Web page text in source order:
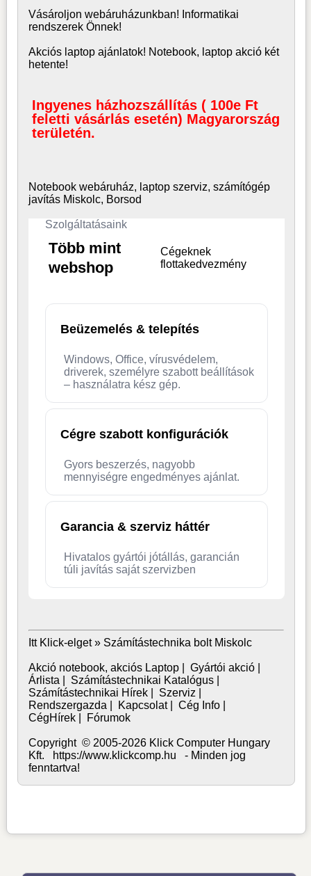
Vásároljon webáruházunkban! Informatikai
rendszerek Önnek!
Akciós laptop ajánlatok! Notebook, laptop akció két
hetente!
Ingyenes házhozszállítás ( 100e Ft
feletti vásárlás esetén) Magyarország
területén.
Notebook webáruház, laptop szerviz, számítógép
javítás Miskolc, Borsod
Szolgáltatásaink
Több mint
webshop
Cégeknek
flottakedvezmény
Beüzemelés & telepítés
Windows, Office, vírusvédelem,
driverek, személyre szabott beállítások
– használatra kész gép.
Cégre szabott konfigurációk
Gyors beszerzés, nagyobb
mennyiségre engedményes ajánlat.
Garancia & szerviz háttér
Hivatalos gyártói jótállás, garancián
túli javítás saját szervizben
Itt Klick-elget » Számítástechnika bolt Miskolc
Akció notebook, akciós Laptop| Gyártói akció|
Árlista
Számítástechnikai Katalógus|
Számítástechnikai Hírek| Szerviz
Rendszergazda
Kapcsolat| Cég Info|
CégHírek| Fórumok
Copyright © 2005-2026 Klick Computer Hungary
Kft. https://www.klickcomp.hu - Minden jog
fenntartva!